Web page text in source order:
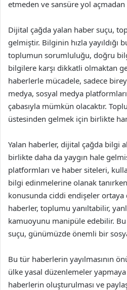
etmeden ve sansüre yol
Dijital çağda yalan haber suçu,
gelmiştir. Bilginin hızla yayıldığı
toplumun sorumluluğu, doğru
bilgilere karşı dikkatli olmaktan
haberlerle mücadele, sadece
medya, sosyal medya
çabasıyla mümkün olacaktır.
üstesinden gelmek için birlikte
Yalan haberler, dijital çağda bilgi
birlikte daha da yaygın hale
platformları ve haber siteleri,
bilgi edinmelerine olanak
konusunda ciddi endişeler ortaya
haberler, toplumu yanıltabilir,
kamuoyunu manipüle edebilir.
suçu, günümüzde önemli bir
Bu tür haberlerin yayılmasının
ülke yasal düzenlemeler yapmaya
haberlerin oluşturulması ve